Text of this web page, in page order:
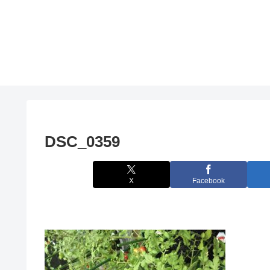
DSC_0359
X Facebook